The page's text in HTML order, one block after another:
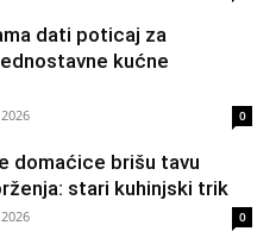
dati poticaj za
kućne
0
domaćice brišu tavu
stari kuhinjski trik
0